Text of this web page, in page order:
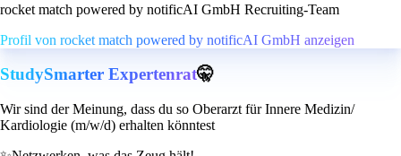
rocket match powered by notificAI GmbH Recruiting-Team
Profil von rocket match powered by notificAI GmbH anzeigen
StudySmarter Expertenrat🤫
Wir sind der Meinung, dass du so Oberarzt für Innere Medizin/
Kardiologie (m/w/d) erhalten könntest